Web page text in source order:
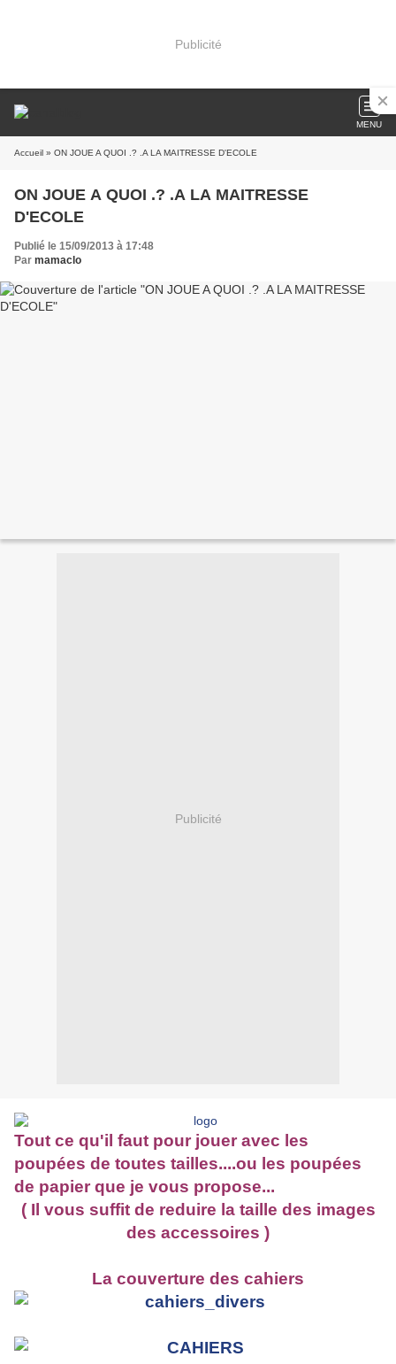
Publicité
MENU
Accueil » ON JOUE A QUOI .? .A LA MAITRESSE D'ECOLE
ON JOUE A QUOI .? .A LA MAITRESSE
D'ECOLE
Publié le 15/09/2013 à 17:48
Par mamaclo
Publicité
Tout ce qu'il faut pour jouer avec les
poupées de toutes tailles....ou les poupées
de papier que je vous propose...
( Il vous suffit de reduire la taille des images
des accessoires )
La couverture des cahiers